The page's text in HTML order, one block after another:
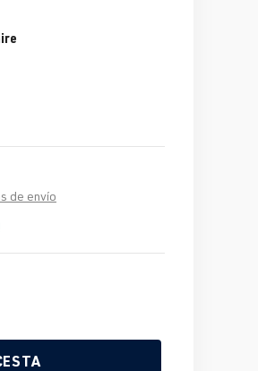
de envío